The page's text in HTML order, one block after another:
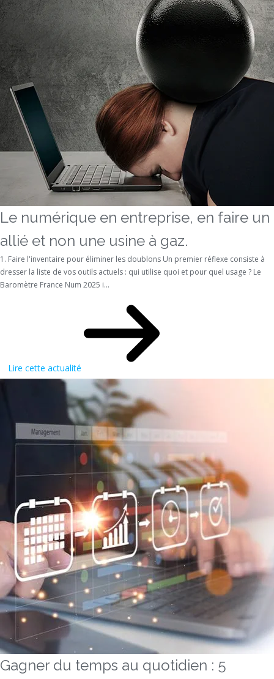
Le numérique en entreprise, en faire un
allié et non une usine à gaz.
1. Faire l'inventaire pour éliminer les doublons Un premier réflexe consiste à
dresser la liste de vos outils actuels : qui utilise quoi et pour quel usage ? Le
Baromètre France Num 2025 i...
Lire cette actualité
Gagner du temps au quotidien : 5